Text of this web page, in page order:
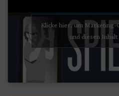
Klicke hier, um Marketing-
und diesen